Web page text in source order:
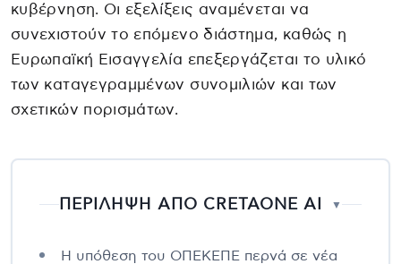
κυβέρνηση. Οι εξελίξεις αναμένεται να
συνεχιστούν το επόμενο διάστημα, καθώς η
Ευρωπαϊκή Εισαγγελία επεξεργάζεται το υλικό
των καταγεγραμμένων συνομιλιών και των
σχετικών πορισμάτων.
ΠΕΡΙΛΗΨΗ ΑΠΟ CRETAONE AI ▼
Η υπόθεση του ΟΠΕΚΕΠΕ περνά σε νέα